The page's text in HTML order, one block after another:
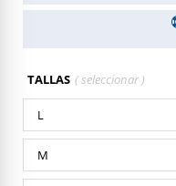
TALLAS
L
M